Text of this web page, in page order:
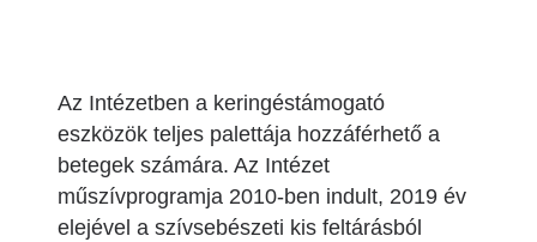
Az Intézetben a keringéstámogató
eszközök teljes palettája hozzáférhető a
betegek számára. Az Intézet
műszívprogramja 2010-ben indult, 2019 év
elejével a szívsebészeti kis feltárásból